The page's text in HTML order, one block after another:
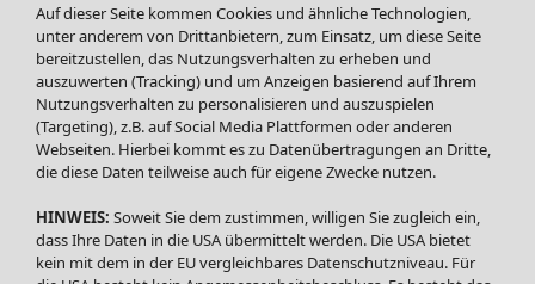
SALE Mode
Alle anzeigen
Kleider
Tuniken
Blusen
Pullover & Shirts
Strickjacken
Hosen
Auf dieser Seite kommen Cookies und ähnliche Technologien,
unter anderem von Drittanbietern, zum Einsatz, um diese Seite
bereitzustellen, das Nutzungsverhalten zu erheben und
auszuwerten (Tracking) und um Anzeigen basierend auf Ihrem
Nutzungsverhalten zu personalisieren und auszuspielen
(Targeting), z.B. auf Social Media Plattformen oder anderen
Webseiten. Hierbei kommt es zu Datenübertragungen an Dritte,
die diese Daten teilweise auch für eigene Zwecke nutzen.
HINWEIS: Soweit Sie dem zustimmen, willigen Sie zugleich ein,
dass Ihre Daten in die USA übermittelt werden. Die USA bietet
kein mit dem in der EU vergleichbares Datenschutzniveau. Für